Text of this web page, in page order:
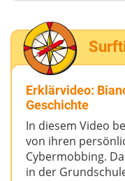
Erklärvideo:
Geschichte
In diesem Video
von ihren
Cybermobbing.
in der